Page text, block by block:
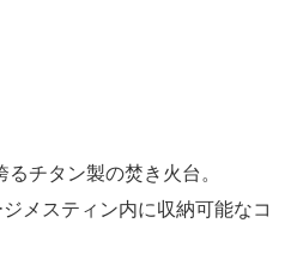
るチタン製の焚き火台。
メスティン内に収納可能なコ